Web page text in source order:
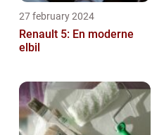
27 february 2024
Renault 5: En moderne
elbil